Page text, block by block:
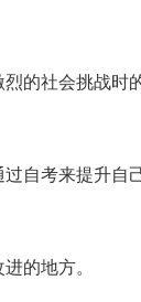
的社会挑战时的
自考来提升自
的地方。